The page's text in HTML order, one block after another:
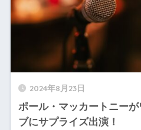
2024年8月23日
ポール・マッカートニー
ブにサプライズ出演！